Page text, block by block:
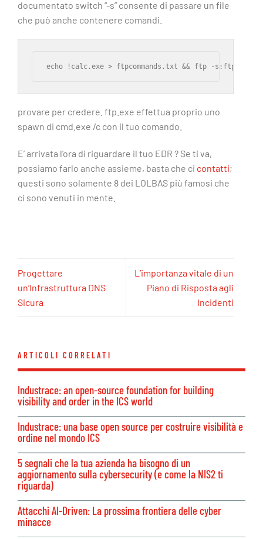
documentato switch “-s” consente di passare un file
che può anche contenere comandi.
echo !calc.exe > ftpcommands.txt && ftp -
provare per credere. ftp.exe effettua proprio uno
spawn di cmd.exe /c con il tuo comando.
E’ arrivata l’ora di riguardare il tuo EDR ? Se ti va,
possiamo farlo anche assieme, basta che ci contatti;
questi sono solamente 8 dei LOLBAS più famosi che
ci sono venuti in mente.
Progettare
un’Infrastruttura DNS
Sicura
L’importanza vitale di un
Piano di Risposta agli
Incidenti
ARTICOLI CORRELATI
Industrace: an open-source foundation for building
visibility and order in the ICS world
Industrace: una base open source per costruire visibilità e
ordine nel mondo ICS
5 segnali che la tua azienda ha bisogno di un
aggiornamento sulla cybersecurity (e come la NIS2 ti
riguarda)
Attacchi AI-Driven: La prossima frontiera delle cyber
minacce